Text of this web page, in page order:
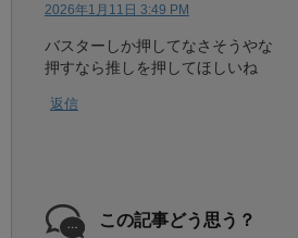
2026年1月11日 3:49 PM
バスターしか押してなさそうやな
押すなら推しを押してほしいね
返信
この記事どう思う？